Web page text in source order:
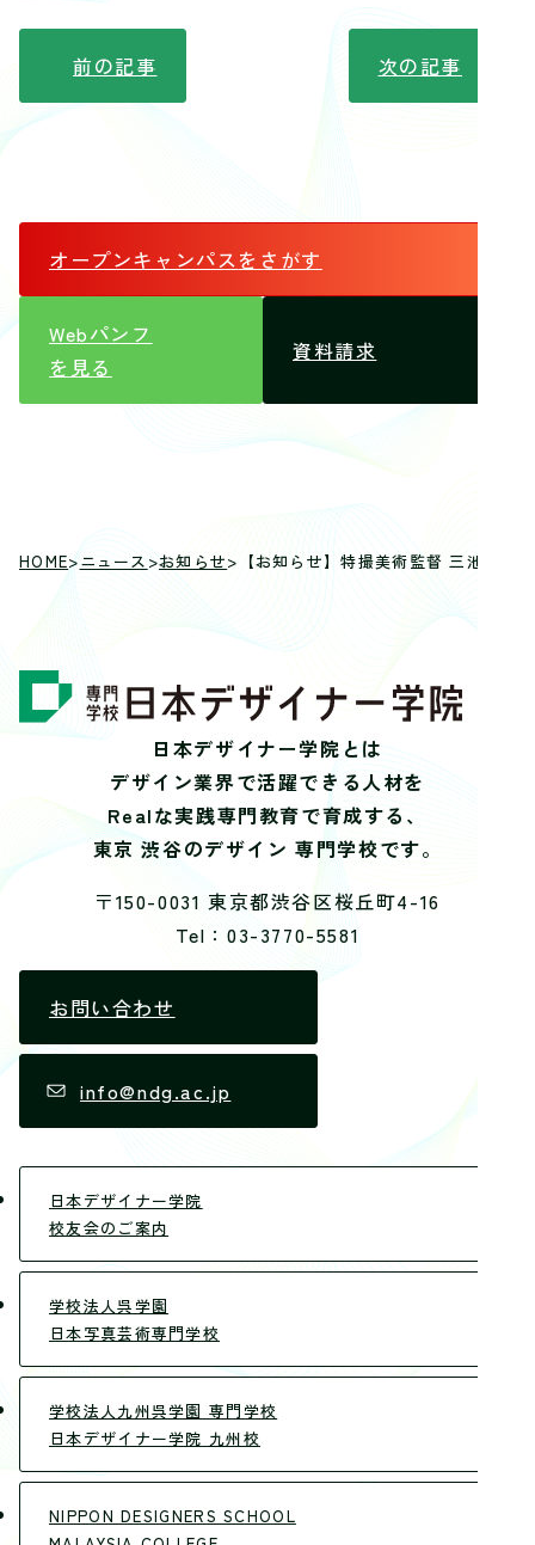
前の記事 次の記事
オープンキャンパスをさがす
Webパンフ
を見る
資料請求
HOME>ニュース >お知らせ> 【お知らせ】特撮美術監督 三池敏夫
日本デザイナー学院とは
デザイン業界で活躍できる人材を
Realな実践専門教育で育成する、
東京 渋谷のデザイン 専門学校です。
〒150-0031 東京都渋谷区桜丘町4-16
Tel：03-3770-5581
お問い合わせ
info@ndg.ac.jp
日本デザイナー学院
校友会のご案内
学校法人呉学園
日本写真芸術専門学校
学校法人九州呉学園 専門学校
日本デザイナー学院 九州校
NIPPON DESIGNERS SCHOOL